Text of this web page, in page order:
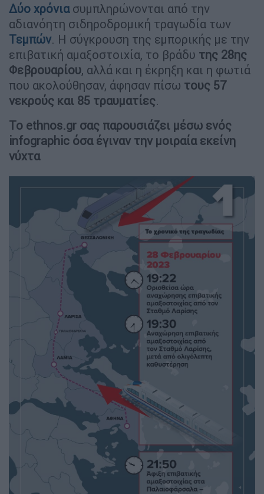
Δύο χρόνιασυμπληρώνονται από την
αδιανόητη σιδηροδρομική τραγωδία των
Τεμπών. Η σύγκρουση της εμπορικής με την
επιβατική αμαξοστοιχία, το βράδυ της 28ης
Φεβρουαρίου, αλλά και η έκρηξη και η φωτιά
που ακολούθησαν, άφησαν πίσω τους 57
νεκρούς και 85 τραυματίες.
Το ethnos.gr σας παρουσιάζει μέσω ενός
infographic όσα έγιναν την μοιραία εκείνη
νύχτα